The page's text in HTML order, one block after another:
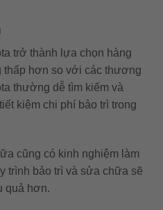
trở thành lựa chọn hàng
thấp hơn so với các thương
thường dễ tìm kiếm và
kiệm chi phí bảo trì trong
cũng có kinh nghiệm làm
trình bảo trì và sửa chữa sẽ
quả hơn.